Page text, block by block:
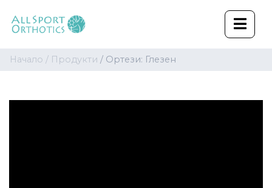
Начало / Продукти / Ортези: Глезен